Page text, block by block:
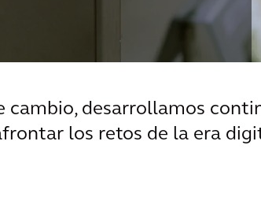
cambio, desarrollamos
los retos de la era